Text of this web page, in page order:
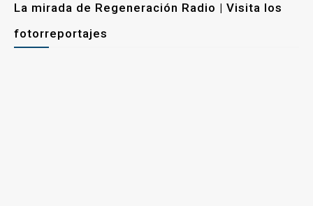
La mirada de Regeneración Radio | Visita los
fotorreportajes